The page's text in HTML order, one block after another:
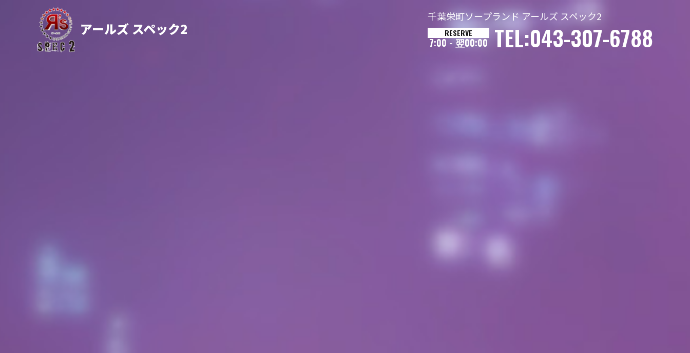
アールズ スペック2
千葉栄町ソープランド アールズ スペック2
RESERVE
7:00 - 翌00:00 TEL:043-307-6788